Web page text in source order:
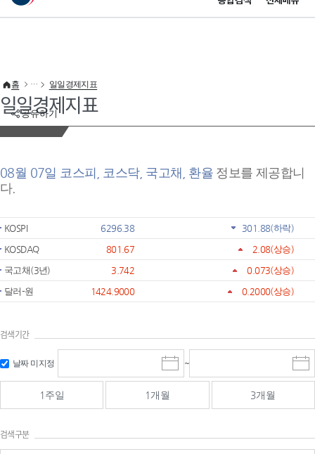
이 누리집은 대한민국 공식 전자정부 누리집입니다.
공유하기
홈 일일경제지표
일일경제지표
08월 07일 코스피, 코스닥, 국고채, 환율 정보를 제공합니
다.
KOSPI 6296.38 301.88(하락)
KOSDAQ
801.67 2.08(상승)
국고채(3년)
3.742 0.073(상승)
달러-원
1424.9000 0.2000(상승)
검색기간
날짜 미지정
시
작
일
선
~
종
료
선
1주일 1개월 3개월
검색구분